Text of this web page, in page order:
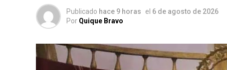
Publicado hace 9 horas el 6 de agosto de 2026
Por Quique Bravo